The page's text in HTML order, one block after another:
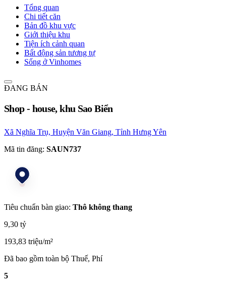
Tổng quan
Chi tiết căn
Bản đồ khu vực
Giới thiệu khu
Tiện ích cảnh quan
Bất động sản tương tự
Sống ở Vinhomes
ĐANG BÁN
Shop - house, khu Sao Biển
Xã Nghĩa Trụ, Huyện Văn Giang, Tỉnh Hưng Yên
Mã tin đăng: SAUN737
Tiêu chuẩn bàn giao: Thô không thang
9,30 tỷ
193,83 triệu/m²
Đã bao gồm toàn bộ Thuế, Phí
5